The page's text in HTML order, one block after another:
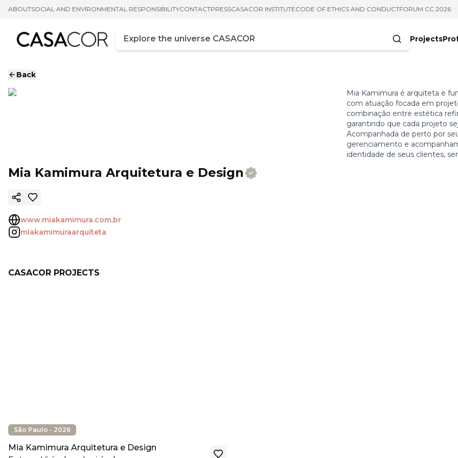
ABOUTSOCIAL AND ENVIRONMENTAL RESPONSIBILITYCONTACTPRESSCASACOR INSTITUTECODE OF ETHICS AND CONDUCTFORUM CC 2026
Campo de busca
Enter at least three characters
Projects
Back
Mia Kamimura Arquitetura e Design
Copy ink
www.miakamimura.com.br
miakamimuraarquiteta
Mia Kamimura é arquiteta e
com atuação focada em
combinação entre estética
garantindo que cada projeto
Acompanhada de perto por
gerenciamento e
identidade de seus clientes,
CASACOR PROJECTS
São Paulo - 2026
Mia Kamimura Arquitetura e Design